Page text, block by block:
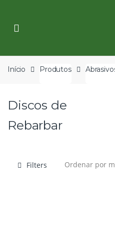
navigation
content
Início Produtos
Discos de
Rebarbar
Filters